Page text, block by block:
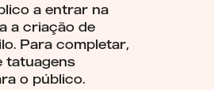
a entrar na
a criação de
Para completar,
tatuagens
o público.